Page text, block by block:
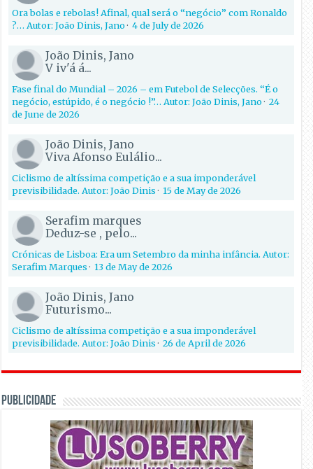
Ora bolas e rebolas! Afinal, qual será o “negócio” com Ronaldo
?… Autor: João Dinis, Jano·4 de July de 2026
João Dinis, Jano
V iv'á á...
Fase final do Mundial – 2026 – em Futebol de Selecções. “É o
negócio, estúpido, é o negócio !”… Autor: João Dinis, Jano·24
de June de 2026
João Dinis, Jano
Viva Afonso Eulálio...
Ciclismo de altíssima competição e a sua imponderável
previsibilidade. Autor: João Dinis·15 de May de 2026
Serafim marques
Deduz-se , pelo...
Crónicas de Lisboa: Era um Setembro da minha infância. Autor:
Serafim Marques·13 de May de 2026
João Dinis, Jano
Futurismo...
Ciclismo de altíssima competição e a sua imponderável
previsibilidade. Autor: João Dinis·26 de April de 2026
PUBLICIDADE